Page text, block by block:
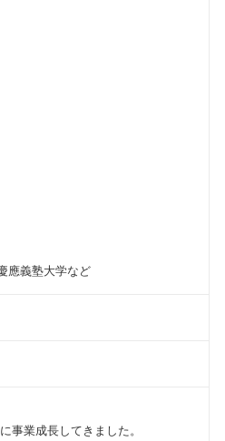
應義塾大学など
事業成長してきました。